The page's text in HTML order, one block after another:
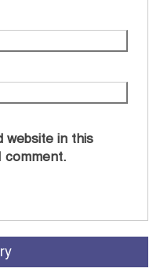
website in this
comment.